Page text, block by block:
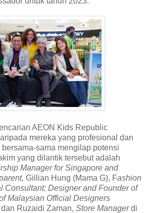
AEON Kids Republic
mereka yang profesional dan
sama mengilap potensi
yang dilantik tersebut adalah
Manager for Singapore and
Gillian Hung (Mama G), Fashion
Consultant; Designer and Founder of
Malaysian Official Designers
dan Ruzaidi Zaman, Store Managerdi